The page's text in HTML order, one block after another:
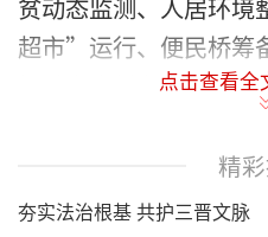
贫动态监测、人居环
超市”运行、便民桥筹
解盖家庄村在巩固拓展
做好定点帮扶工作交换
调研组走访慰问了
点击查看全
精
夯实法治根基 共护三晋文脉